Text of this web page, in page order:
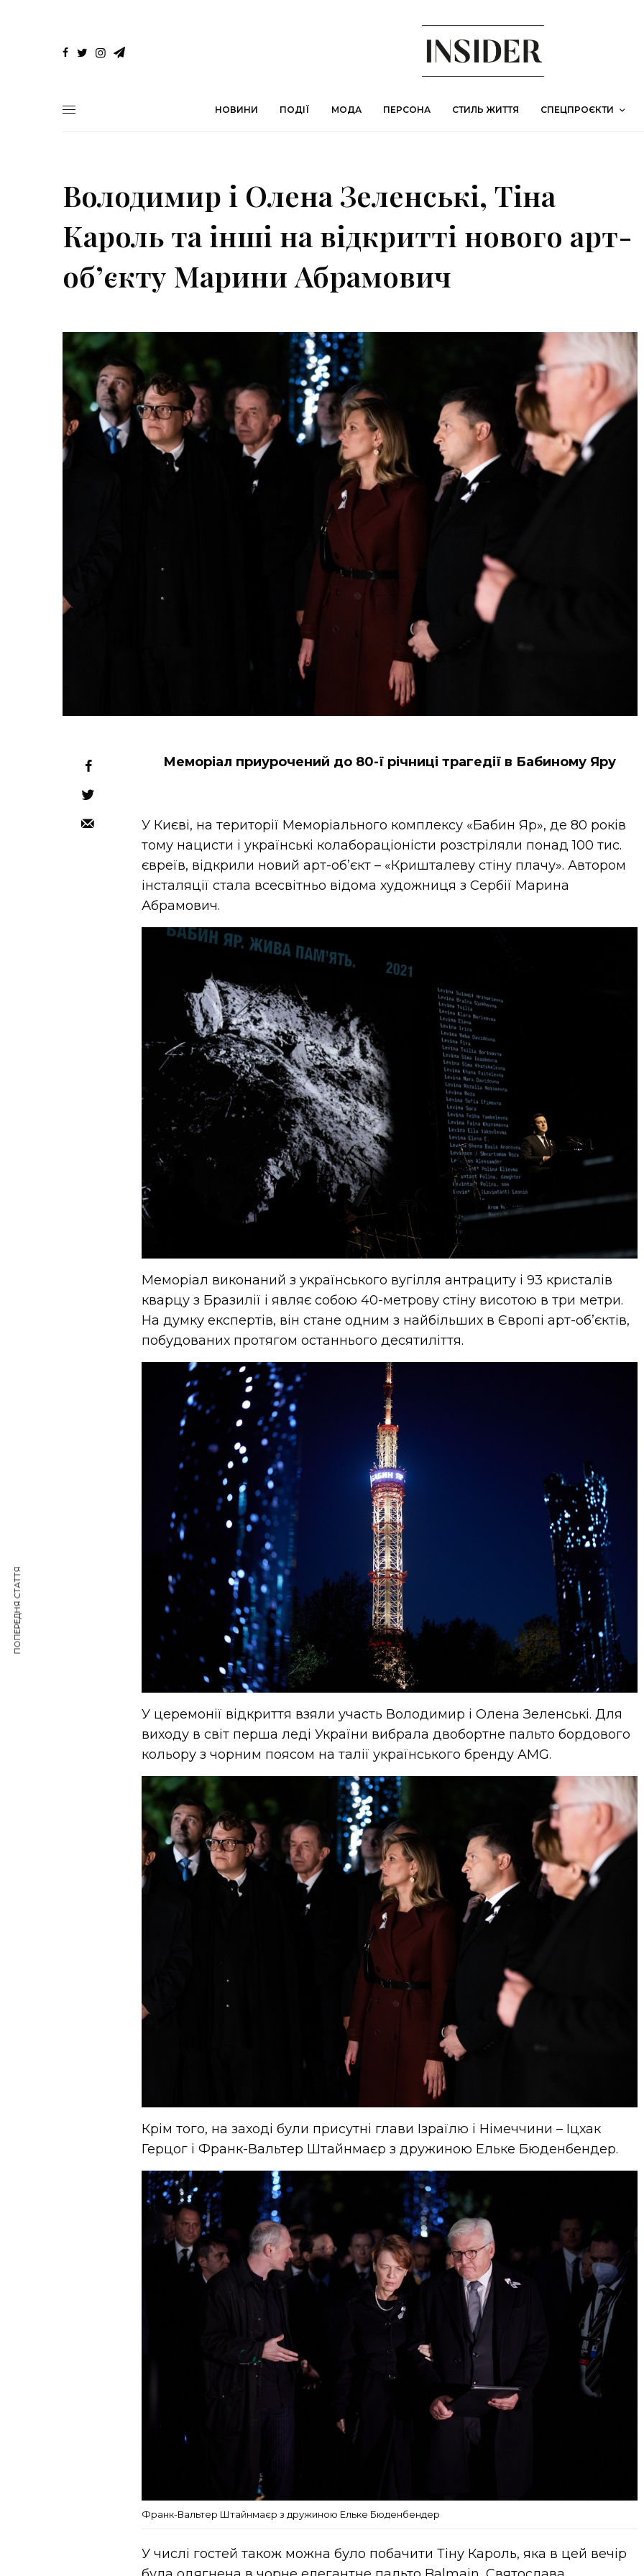
НОВИНИ ПОДІЇ МОДА ПЕРСОНА СТИЛЬ ЖИТТЯ СПЕЦПРОЄКТИ
Володимир і Олена Зеленські, Тіна
Кароль та інші на відкритті нового арт-
об’єкту Марини Абрамович
Меморіал приурочений до 80-ї річниці трагедії в Бабиному Яру
У Києві, на території Меморіального комплексу «Бабин Яр», де 80 років
тому нацисти і українські колабораціоністи розстріляли понад 100 тис.
євреїв, відкрили новий арт-об’єкт – «Кришталеву стіну плачу». Автором
інсталяції стала всесвітньо відома художниця з Сербії Марина
Абрамович.
Меморіал виконаний з українського вугілля антрациту і 93 кристалів
кварцу з Бразилії і являє собою 40-метрову стіну висотою в три метри.
На думку експертів, він стане одним з найбільших в Європі арт-об’єктів,
побудованих протягом останнього десятиліття.
У церемонії відкриття взяли участь Володимир і Олена Зеленські. Для
виходу в світ перша леді України вибрала двобортне пальто бордового
кольору з чорним поясом на талії українського бренду AMG.
Крім того, на заході були присутні глави Ізраїлю і Німеччини – Іцхак
Герцог і Франк-Вальтер Штайнмаєр з дружиною Ельке Бюденбендер.
Франк-Вальтер Штайнмаєр з дружиною Ельке Бюденбендер
У числі гостей також можна було побачити Тіну Кароль, яка в цей вечір
ПОПЕРЕДНЯ СТАТТЯ